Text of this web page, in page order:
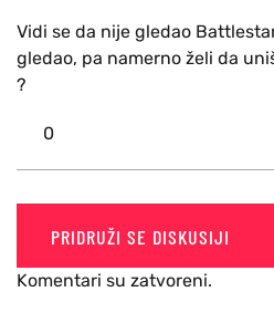
Vidi se da nije gledao
gledao, pa namerno želi da
?
0
PRIDRUŽI SE DISKUSIJI
Komentari su zatvoreni.